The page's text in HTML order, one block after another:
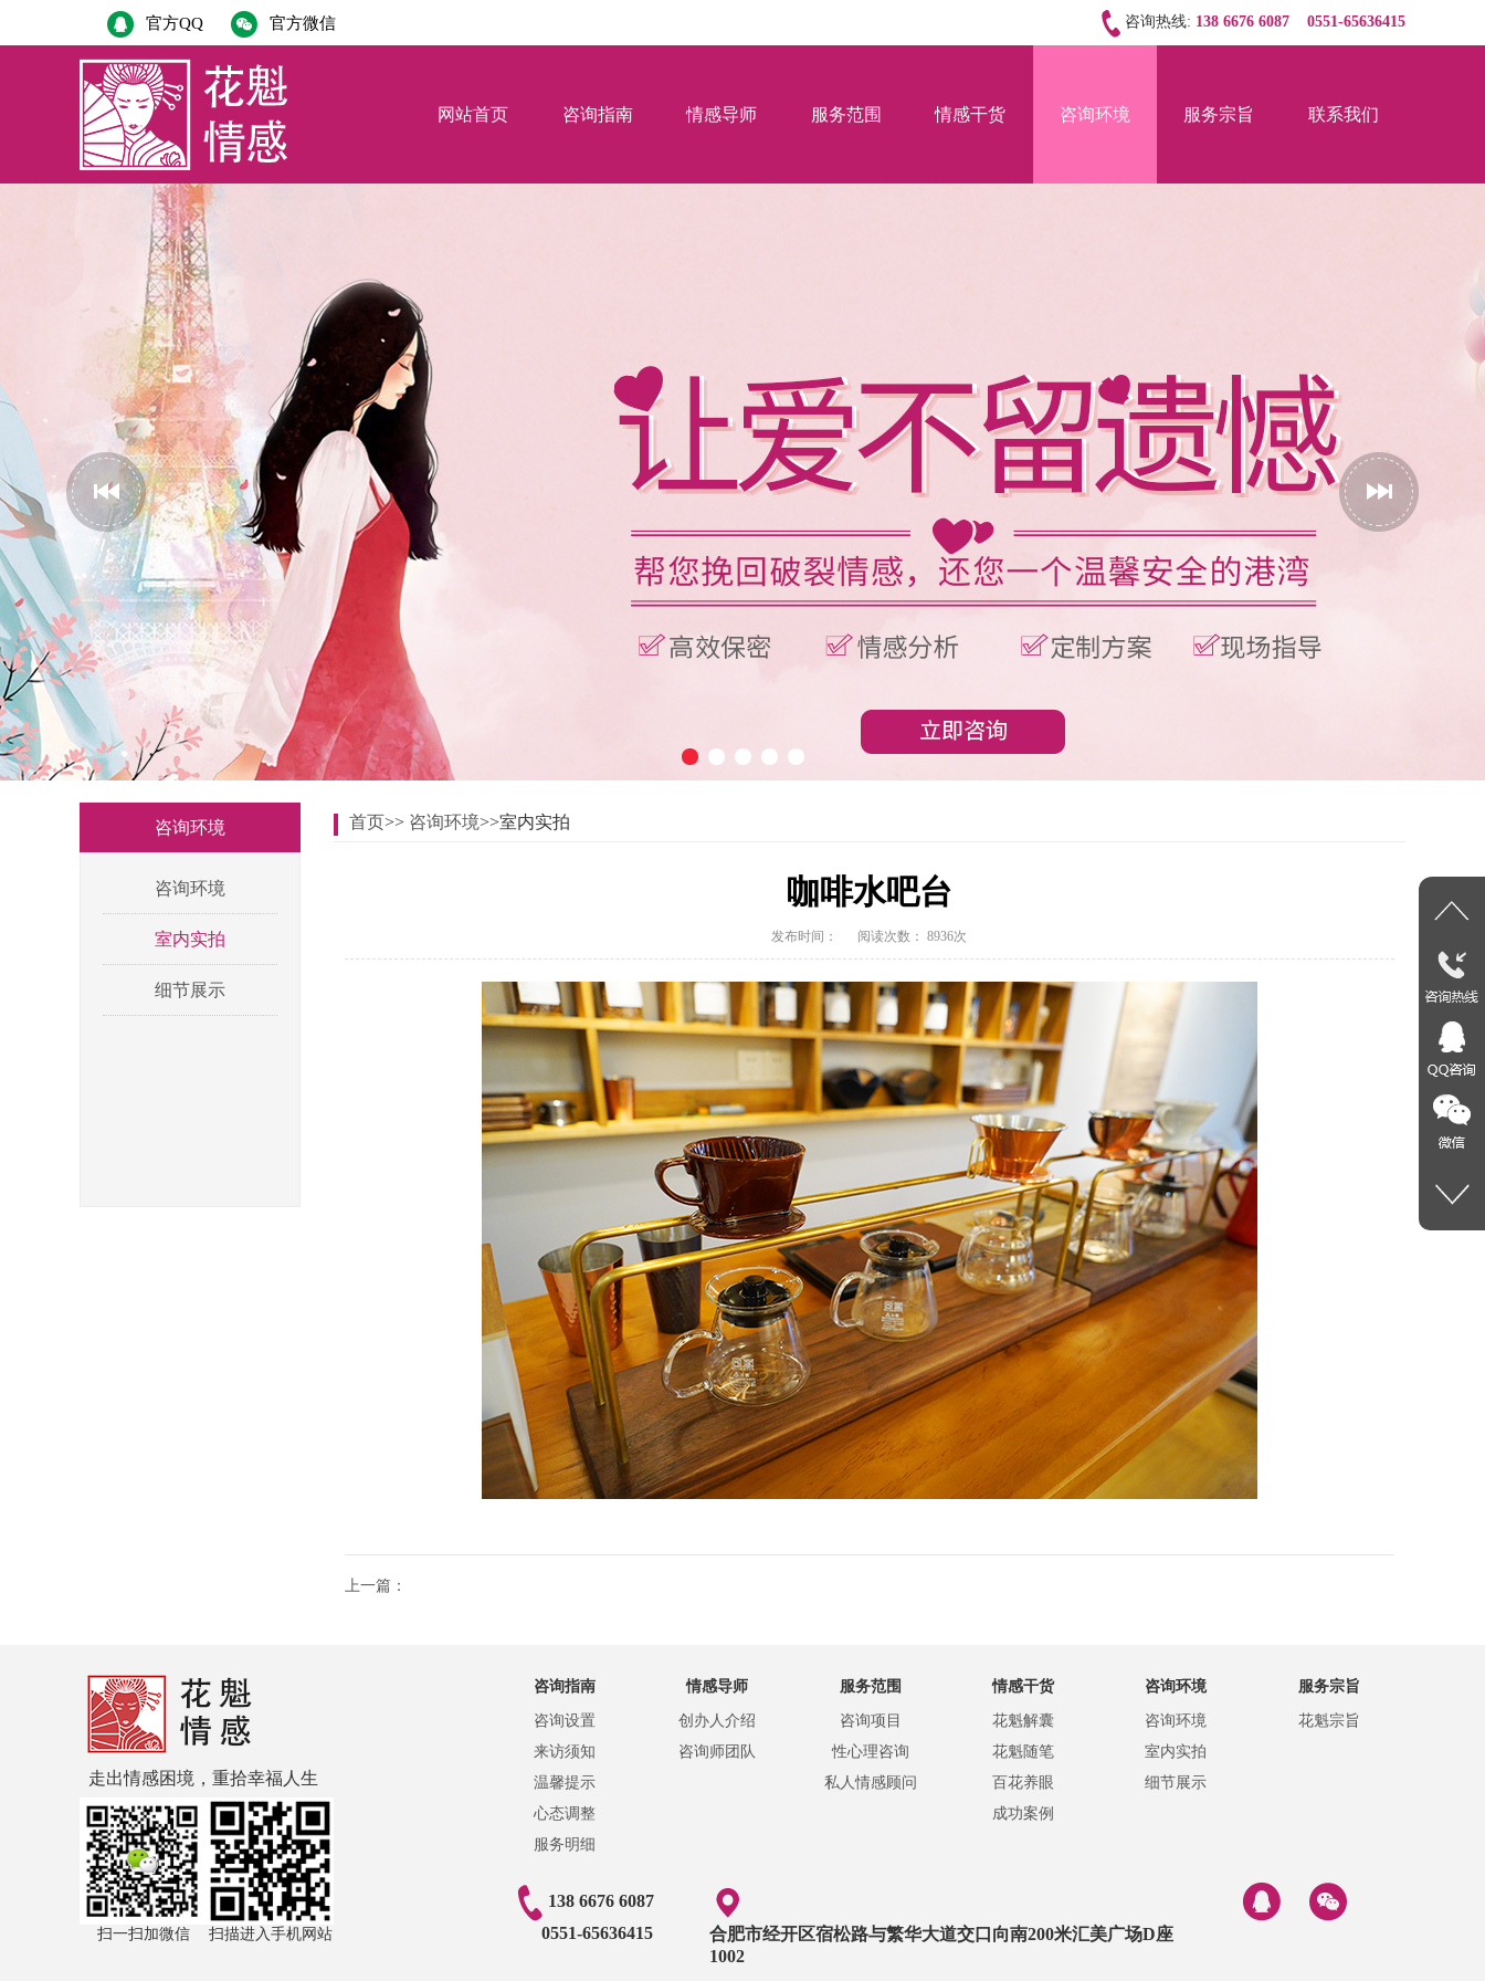
官方QQ 官方微信 咨询热线: 138 6676 6087 0551-65636415
网站首页 咨询指南 情感导师 服务范围 情感干货 咨询环境 服务宗旨 联系我们
1 2 3 4 5
咨询环境
咨询环境
室内实拍
细节展示
首页>> 咨询环境>>室内实拍
咖啡水吧台
发布时间： 阅读次数：8936次
上一篇：
走出情感困境，重拾幸福人生
扫一扫加微信 扫描进入手机网站
咨询指南
咨询设置
来访须知
温馨提示
心态调整
服务明细
情感导师
创办人介绍
咨询师团队
服务范围
咨询项目
性心理咨询
私人情感顾问
情感干货
花魁解囊
花魁随笔
百花养眼
成功案例
咨询环境
咨询环境
室内实拍
细节展示
服务宗旨
花魁宗旨
138 6676 6087
0551-65636415
合肥市经开区宿松路与繁华大道交口向南200米汇美广场D座
1002